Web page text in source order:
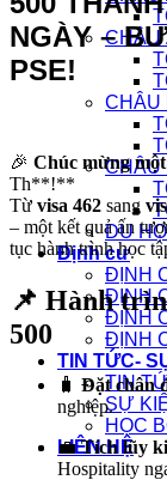
CHÂU
CHÂU
CHÂU
DU
Định cư
ĐỊNH
ĐỊNH
ĐỊNH
ĐỊNH
TIN TỨC-
TIN
SỰ
HỌC
LIÊN HỆ
NGÀY –
PSE!
🎉 Chúc mừng
Th**!**
Từ visa 462 sang
– một kết quả ấn
tục hành trình học
📌 Hành
500
🧳 Đặt chân
nghiệp.
💼Tích lũy
Hospitality